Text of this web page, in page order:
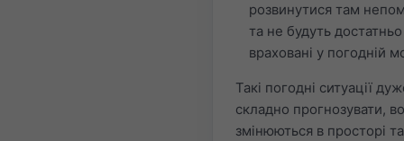
розвинутися там
та не будуть достатньо
враховані у погодній
Такі погодні ситуації
складно прогнозувати,
змінюються в просторі